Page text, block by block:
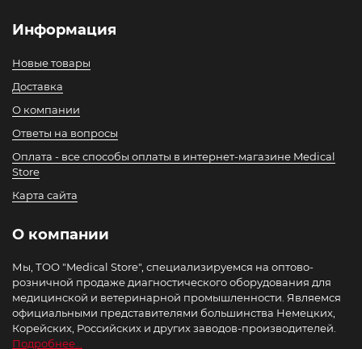
Информация
Новые товары
Доставка
О компании
Ответы на вопросы
Оплата - все способы оплаты в интернет-магазине Medical
Store
Карта сайта
О компании
Мы, ТОО "Medical Store", специализируемся на оптово-
розничной продаже диагностического оборудования для
медицинской и ветеринарной промышленности. Являемся
официальными представителями большинства Немецких,
Корейских, Российских и других заводов-производителей.
Подробнее...